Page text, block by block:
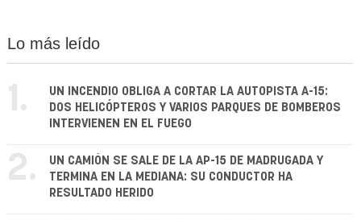
Lo más leído
1.
UN INCENDIO OBLIGA A CORTAR LA AUTOPISTA A-15:
DOS HELICÓPTEROS Y VARIOS PARQUES DE BOMBEROS
INTERVIENEN EN EL FUEGO
2.
UN CAMIÓN SE SALE DE LA AP-15 DE MADRUGADA Y
TERMINA EN LA MEDIANA: SU CONDUCTOR HA
RESULTADO HERIDO